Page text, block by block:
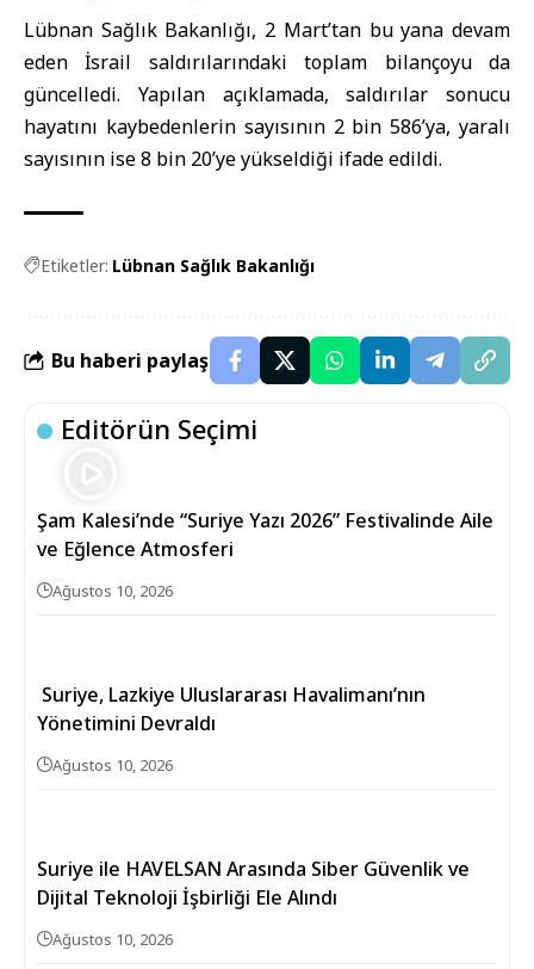
Lübnan Sağlık Bakanlığı, 2 Mart’tan bu yana devam
eden İsrail saldırılarındaki toplam bilançoyu da
güncelledi. Yapılan açıklamada, saldırılar sonucu
hayatını kaybedenlerin sayısının 2 bin 586’ya, yaralı
sayısının ise 8 bin 20’ye yükseldiği ifade edildi.
Etiketler: Lübnan Sağlık Bakanlığı
Bu haberi paylaş
Editörün Seçimi
Şam Kalesi’nde “Suriye Yazı 2026” Festivalinde Aile
ve Eğlence Atmosferi
Ağustos 10, 2026
Suriye, Lazkiye Uluslararası Havalimanı’nın
Yönetimini Devraldı
Ağustos 10, 2026
Suriye ile HAVELSAN Arasında Siber Güvenlik ve
Dijital Teknoloji İşbirliği Ele Alındı
Ağustos 10, 2026